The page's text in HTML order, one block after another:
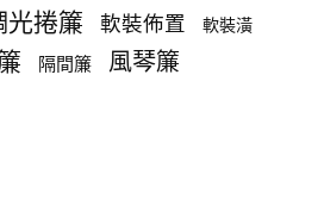
光捲簾 軟裝佈置 軟裝潢
隔間簾 風琴簾